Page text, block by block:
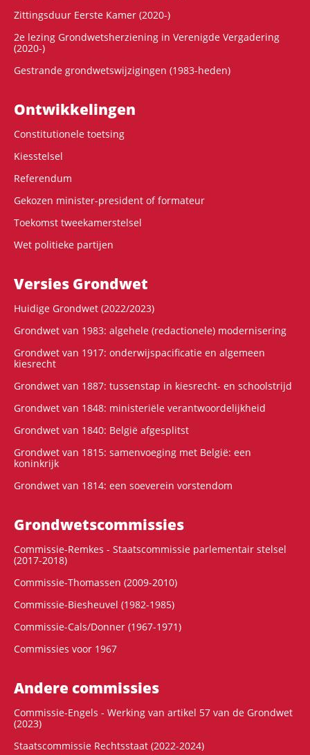
Zittingsduur Eerste Kamer (2020-)
2e lezing Grondwetsherziening in Verenigde Vergadering
(2020-)
Gestrande grondwetswijzigingen (1983-heden)
Ontwikke­lingen
Constitutionele toetsing
Kiesstelsel
Referendum
Gekozen minister-president of formateur
Toekomst tweekamerstelsel
Wet politieke partijen
Versies Grondwet
Huidige Grondwet (2022/2023)
Grondwet van 1983: algehele (redactionele) modernisering
Grondwet van 1917: onderwijspacificatie en algemeen
kiesrecht
Grondwet van 1887: tussenstap in kiesrecht- en schoolstrijd
Grondwet van 1848: ministeriële verantwoordelijkheid
Grondwet van 1840: België afgesplitst
Grondwet van 1815: samenvoeging met België: een
koninkrijk
Grondwet van 1814: een soeverein vorstendom
Grondwets­commissies
Commissie-Remkes - Staatscommissie parlementair stelsel
(2017-2018)
Commissie-Thomassen (2009-2010)
Commissie-Biesheuvel (1982-1985)
Commissie-Cals/Donner (1967-1971)
Commissies voor 1967
Andere commissies
Commissie-Engels - Werking van artikel 57 van de Grondwet
(2023)
Staatscommissie Rechtsstaat (2022-2024)